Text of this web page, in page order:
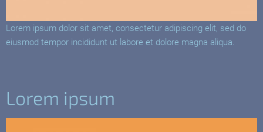
Lorem ipsum dolor sit amet, consectetur adipiscing elit, sed do
eiusmod tempor incididunt ut labore et dolore magna aliqua.
Lorem ipsum